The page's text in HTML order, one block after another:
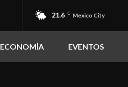
21.6 C Mexico City
ECONOMÍA EVENTOS